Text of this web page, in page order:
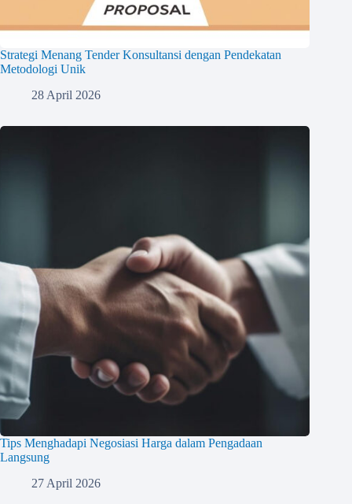
Strategi Menang Tender Konsultansi dengan Pendekatan
Metodologi Unik
28 April 2026
Tips Menghadapi Negosiasi Harga dalam Pengadaan
Langsung
27 April 2026